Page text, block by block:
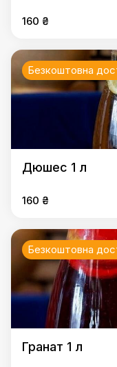
160 ₴
Безкоштовна
Дюшес 1 л
160 ₴
Безкоштовна
Гранат 1 л